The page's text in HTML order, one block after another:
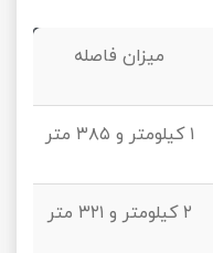
میزان فاصله
۱ کیلومتر و ۳۸۵ متر
۲ کیلومتر و ۳۲۱ متر